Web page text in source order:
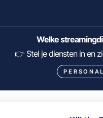
SkyShowtime
HBO Max
Welke
👉 Stel je diensten in en